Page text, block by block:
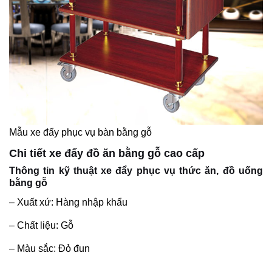
Mẫu xe đẩy phục vụ bàn bằng gỗ
Chi tiết xe đẩy đồ ăn bằng gỗ cao cấp
Thông tin kỹ thuật xe đẩy phục vụ thức ăn, đồ uống
bằng gỗ
– Xuất xứ: Hàng nhập khẩu
– Chất liệu: Gỗ
– Màu sắc: Đỏ đun